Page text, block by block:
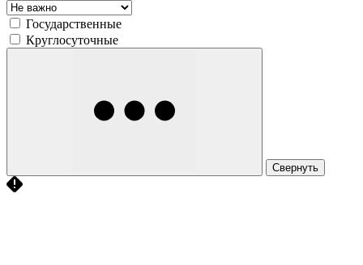
Государственные
Круглосуточные
Свернуть